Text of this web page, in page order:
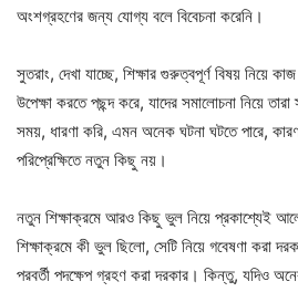
অংশগ্রহণের জন্য যোগ্য বলে বিবেচনা করেনি।
সুতরাং, দেখা যাচ্ছে, শিক্ষার গুরুত্বপূর্ণ বিষয় নিয়ে
উপেক্ষা করতে পছন্দ করে, যাদের সমালোচনা নিয়ে
সময়, ধারণা করি, এমন অনেক ঘটনা ঘটতে পারে,
পরিপ্রেক্ষিতে নতুন কিছু নয়।
নতুন শিক্ষাক্রমে আরও কিছু ভুল নিয়ে প্রকাশ্যেই
শিক্ষাক্রমে কী ভুল ছিলো, সেটি নিয়ে গবেষণা করা
পরবর্তী পদক্ষেপ গ্রহণ করা দরকার। কিন্তু, যদিও